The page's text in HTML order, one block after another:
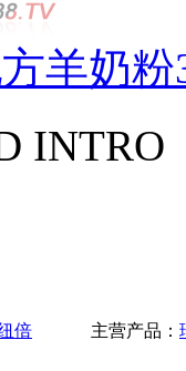
羊奶粉
INTRO
倍 主营产品：